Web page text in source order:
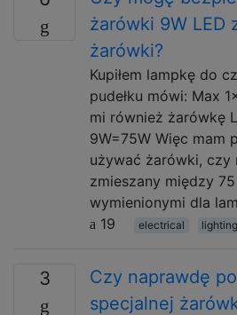
żarówki 9W LED
żarówki?
Kupiłem lampkę do
pudełku mówi: Max
mi również żarówkę
9W=75W Więc mam
używać żarówki, czy
zmieszany między
wymienionymi dla
19
electrical lighting
3
Czy naprawdę
specjalnej